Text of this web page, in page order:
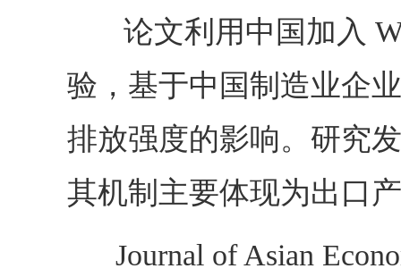
论文利用中国加入
验，基于中国制造业企
排放强度的影响。研究
其机制主要体现为出口
Journal of Asian